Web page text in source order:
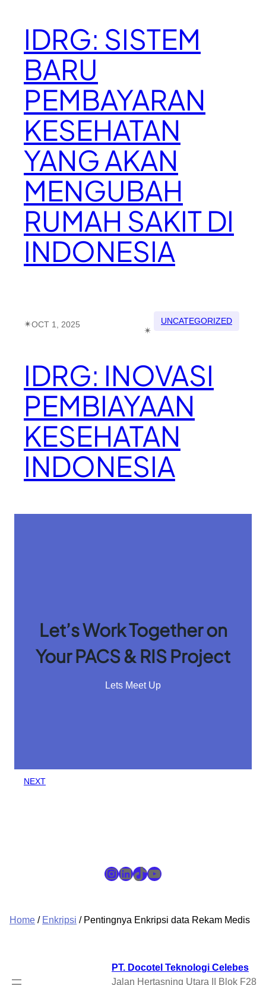
IDRG: SISTEM
BARU
PEMBAYARAN
KESEHATAN
YANG AKAN
MENGUBAH
RUMAH SAKIT DI
INDONESIA
✴︎OCT 1, 2025
✴︎
UNCATEGORIZED
IDRG: INOVASI
PEMBIAYAAN
KESEHATAN
INDONESIA
Let’s Work Together on
Your PACS & RIS Project
Lets Meet Up
NEXT
Instagram
LinkedIn
TikTok
YouTube
Home / Enkripsi / Pentingnya Enkripsi data Rekam Medis
PT. Docotel Teknologi Celebes
Jalan Hertasning Utara II Blok F28